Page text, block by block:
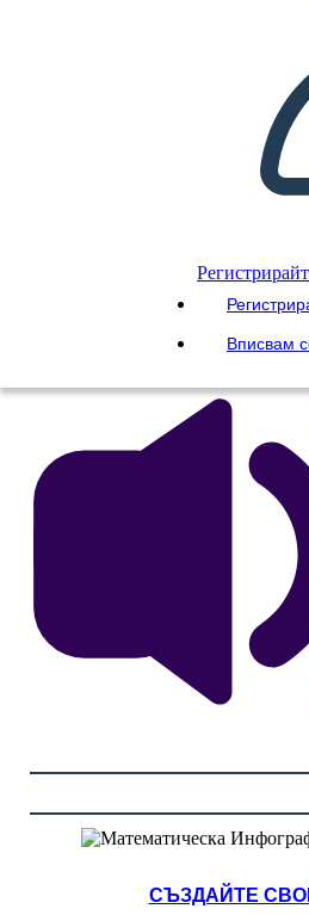
Вписвам
Копирайте
СЪЗДАЙТЕ
СЪЗДАЙТЕ